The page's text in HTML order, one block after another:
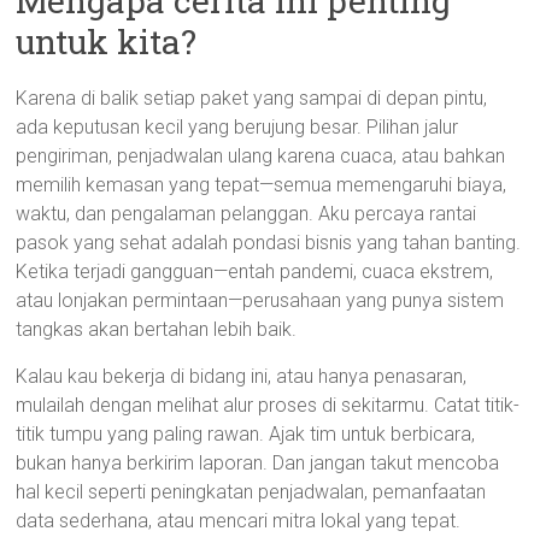
untuk kita?
Karena di balik setiap paket yang sampai di depan pintu,
ada keputusan kecil yang berujung besar. Pilihan jalur
pengiriman, penjadwalan ulang karena cuaca, atau bahkan
memilih kemasan yang tepat—semua memengaruhi biaya,
waktu, dan pengalaman pelanggan. Aku percaya rantai
pasok yang sehat adalah pondasi bisnis yang tahan banting.
Ketika terjadi gangguan—entah pandemi, cuaca ekstrem,
atau lonjakan permintaan—perusahaan yang punya sistem
tangkas akan bertahan lebih baik.
Kalau kau bekerja di bidang ini, atau hanya penasaran,
mulailah dengan melihat alur proses di sekitarmu. Catat titik-
titik tumpu yang paling rawan. Ajak tim untuk berbicara,
bukan hanya berkirim laporan. Dan jangan takut mencoba
hal kecil seperti peningkatan penjadwalan, pemanfaatan
data sederhana, atau mencari mitra lokal yang tepat.